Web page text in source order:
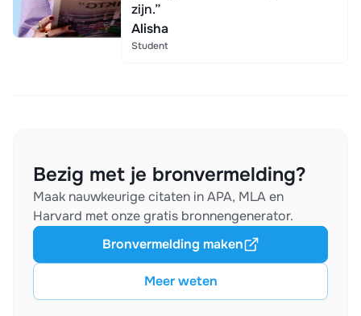
zijn.”
Alisha
Student
Bezig met je bronvermelding?
Maak nauwkeurige citaten in APA, MLA en
Harvard met onze gratis bronnengenerator.
Meer weten
Bronvermelding maken